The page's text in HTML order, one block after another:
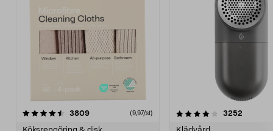
3809recensioner (9,97/st)
4.0av 5 stjärnor 3252
4.5av 5 stjärnor